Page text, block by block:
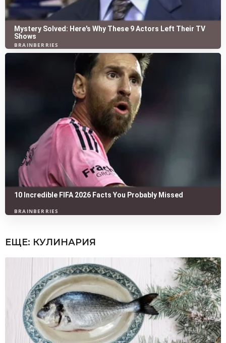
ЕЩЕ: КУЛИНАРИЯ